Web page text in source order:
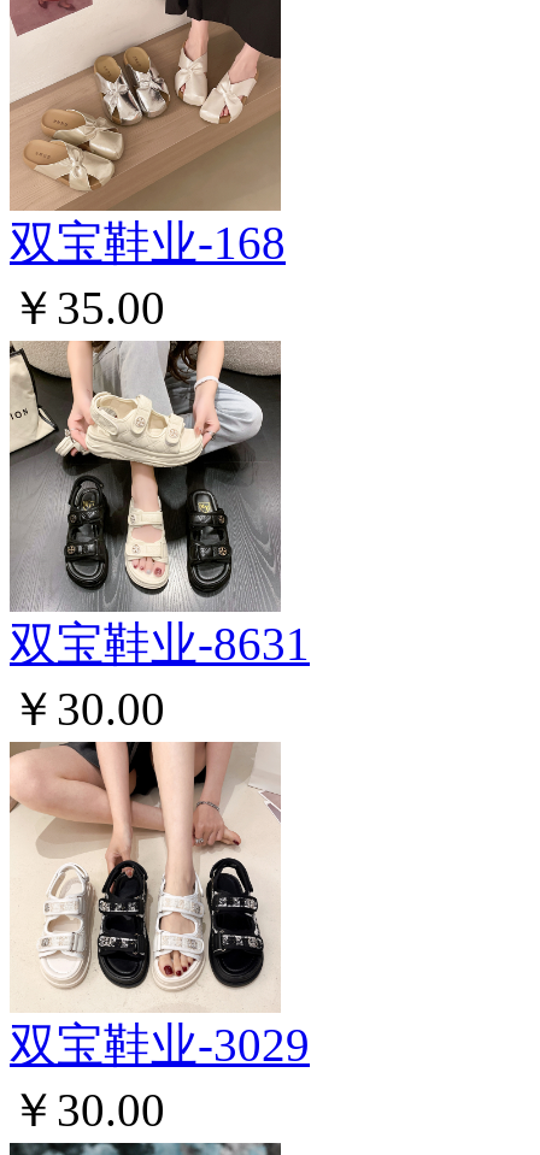
双宝鞋业-168
￥35.00
双宝鞋业-8631
￥30.00
双宝鞋业-3029
￥30.00